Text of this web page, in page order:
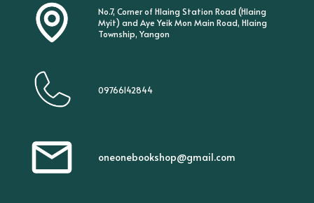
No.7, Corner of Hlaing Station Road (Hlaing
Myit) and Aye Yeik Mon Main Road, Hlaing
Township, Yangon
09766142844
oneonebookshop@gmail.com